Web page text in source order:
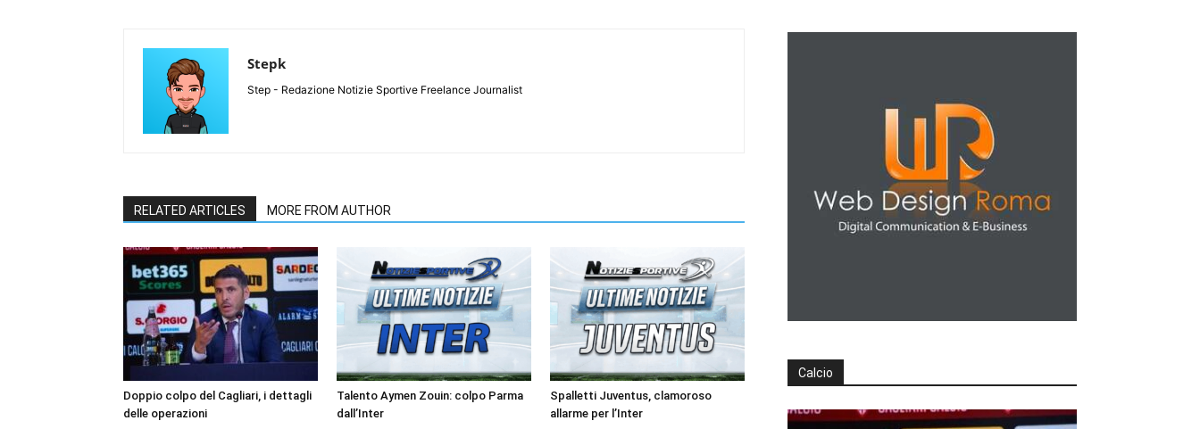
Stepk
Step - Redazione Notizie Sportive Freelance Journalist
RELATED ARTICLES MORE FROM AUTHOR
Doppio colpo del Cagliari, i dettagli
delle operazioni
Talento Aymen Zouin: colpo Parma
dall’Inter
Spalletti Juventus, clamoroso
allarme per l’Inter
Calcio